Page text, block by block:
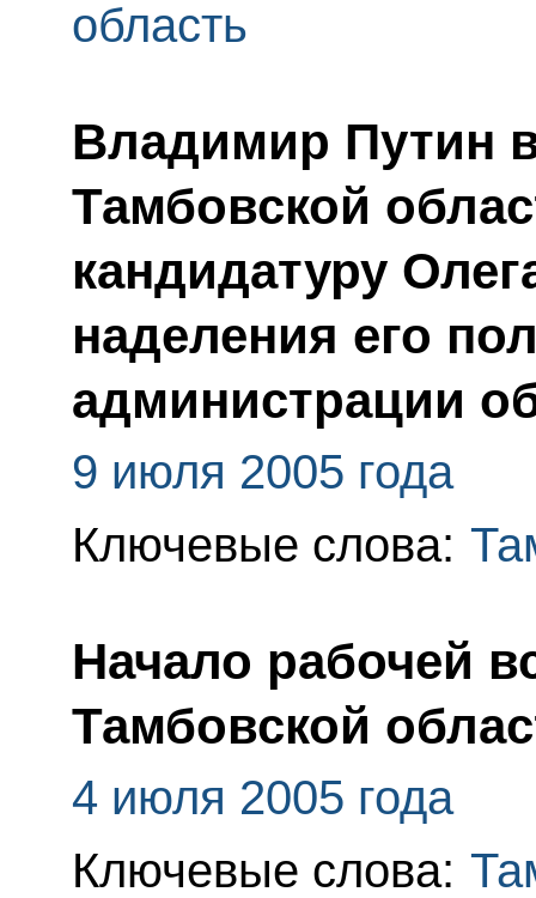
область
Владимир Путин
Тамбовской
кандидатуру
наделения его
администрации
9 июля 2005 года
Ключевые слова:
Начало рабочей
Тамбовской
4 июля 2005 года
Ключевые слова: